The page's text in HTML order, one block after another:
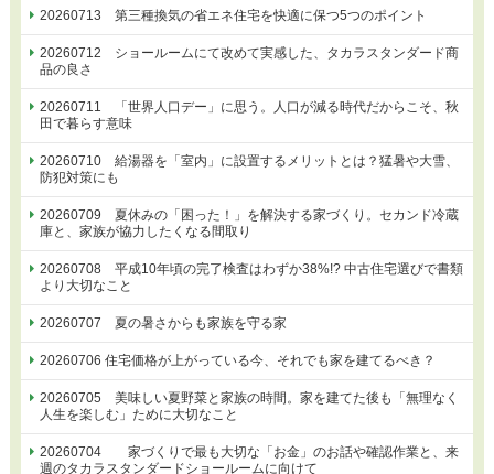
20260713 第三種換気の省エネ住宅を快適に保つ5つのポイント
20260712 ショールームにて改めて実感した、タカラスタンダード商
品の良さ
20260711 「世界人口デー」に思う。人口が減る時代だからこそ、秋
田で暮らす意味
20260710 給湯器を「室内」に設置するメリットとは？猛暑や大雪、
防犯対策にも
20260709 夏休みの「困った！」を解決する家づくり。セカンド冷蔵
庫と、家族が協力したくなる間取り
20260708 平成10年頃の完了検査はわずか38%!? 中古住宅選びで書類
より大切なこと
20260707 夏の暑さからも家族を守る家
20260706 住宅価格が上がっている今、それでも家を建てるべき？
20260705 美味しい夏野菜と家族の時間。家を建てた後も「無理なく
人生を楽しむ」ために大切なこと
20260704 家づくりで最も大切な「お金」のお話や確認作業と、来
週のタカラスタンダードショールームに向けて